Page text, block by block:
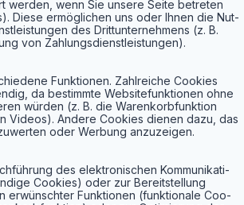
wer­den, wenn Sie unse­re Sei­te betre­ten
Die­se ermög­li­chen uns oder Ihnen die Nut­
des Dritt­un­ter­neh­mens (z. B.
von Zahlungsdienstleistungen).
Funk­tio­nen. Zahl­rei­che Coo­kies
da bestimm­te Web­site­funk­tio­nen ohne
wür­den (z. B. die Waren­korb­funk­ti­on
Vide­os). Ande­re Coo­kies die­nen dazu, das
oder Wer­bung anzuzeigen.
des elek­tro­ni­schen Kom­mu­ni­ka­ti­
Coo­kies) oder zur Bereit­stel­lung
erwünsch­ter Funk­tio­nen (funk­tio­na­le Coo­